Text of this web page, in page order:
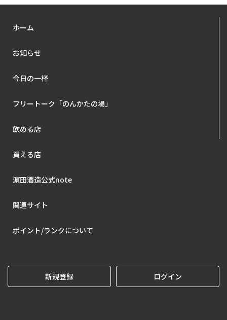
ホーム
お知らせ
今日の一杯
フリートーク「のんかたの場」
飲める店
買える店
濵田酒造公式note
関連サイト
ポイント/ランクについて
新規登録 ログイン